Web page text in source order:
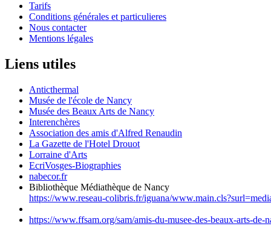
Tarifs
Conditions générales et particulieres
Nous contacter
Mentions légales
Liens utiles
Anticthermal
Musée de l'école de Nancy
Musée des Beaux Arts de Nancy
Interenchères
Association des amis d'Alfred Renaudin
La Gazette de l'Hotel Drouot
Lorraine d'Arts
EcriVosges-Biographies
nabecor.fr
Bibliothèque Médiathèque de Nancy
https://www.reseau-colibris.fr/iguana/
https://www.ffsam.org/sam/amis-du-musee-des-beaux-arts-de-